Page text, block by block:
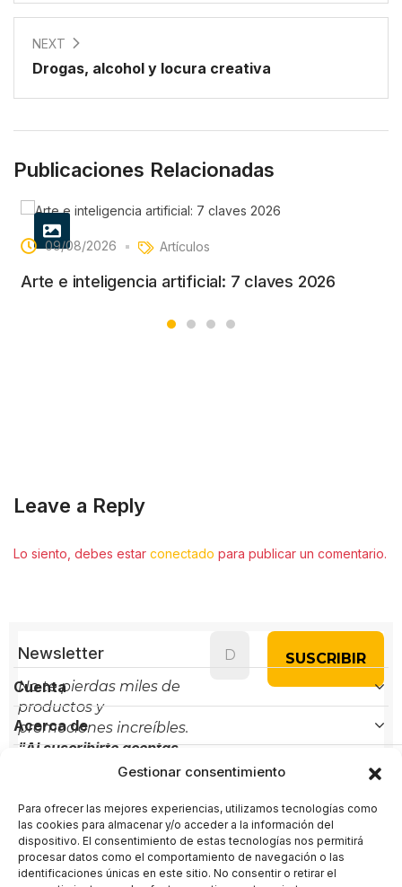
Gestionar consentimiento
Para ofrecer las mejores experiencias, utilizamos tecnologías como
las cookies para almacenar y/o acceder a la información del
dispositivo. El consentimiento de estas tecnologías nos permitirá
procesar datos como el comportamiento de navegación o las
identificaciones únicas en este sitio. No consentir o retirar el
NEXT
Drogas, alcohol y locura creativa
Publicaciones Relacionadas
09/08/2026 Artículos
Arte e inteligencia artificial: 7 claves 2026
Leave a Reply
Lo siento, debes estar conectado para publicar un comentario.
Newsletter
No te pierdas miles de
productos y
promociones increíbles.
"Al suscribirte aceptas
nuestra política de
Cuenta
Acerca de
Contacto
Administración: +(34) 856 61 16 56